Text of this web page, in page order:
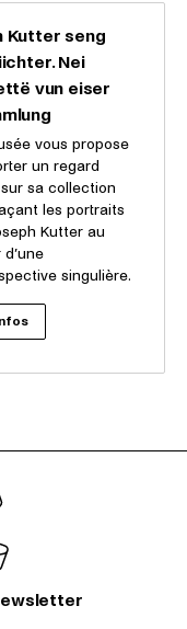
Kutter seng
Nei
vun eiser
vous propose
un regard
sa collection
les portraits
Kutter au
singulière.